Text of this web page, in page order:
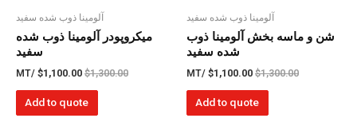
آلومینا ذوب شده سفید
شن و ماسه بخش آلومینا ذوب
شده سفید
$1,300.00
$1,100.00
/MT
Add to quote
آلومینا ذوب شده سفید
میکروپودر آلومینا ذوب شده
سفید
$1,300.00
$1,100.00
/MT
Add to quote